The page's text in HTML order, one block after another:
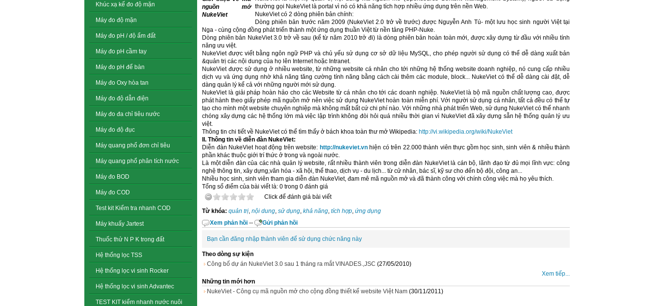
Khúc xạ kế đo độ mặn
Máy đo độ mặn
Máy đo pH / độ ẩm đất
Máy đo pH cầm tay
Máy đo pH để bàn
Máy đo Oxy hòa tan
Máy đo độ dẫn điện
Máy đo đa chỉ tiêu nước
Máy đo độ đục
Máy quang phổ đơn chỉ tiêu
Máy quang phổ phân tích nước
Máy đo BOD
Máy đo COD
Test kit Kiểm tra nhanh COD
Máy khuấy Jartest
Thuốc thử N P K trong đất
Hệ thống lọc TSS
Hệ thống lọc vi sinh Rocker
Hệ thống lọc vi sinh Advantec
TEST KIT kiểm nhanh nước nuôi
nguồn mở
NukeViet
thường gọi NukeViet là portal vì nó có khả năng tích hợp nhiều ứng dụng trên nền Web.
NukeViet có 2 dòng phiên bản chính:
Dòng phiên bản trước năm 2009 (NukeViet 2.0 trở về trước) được Nguyễn Anh Tú- một lưu học sinh người Việt tại
Nga - cùng cộng đồng phát triển thành một ứng dụng thuần Việt từ nền tảng PHP-Nuke.
Dòng phiên bản NukeViet 3.0 trở về sau (kể từ năm 2010 trở đi) là dòng phiên bản hoàn toàn mới, được xây dựng từ đầu với nhiều tính
năng ưu việt.
NukeViet được viết bằng ngôn ngữ PHP và chủ yếu sử dụng cơ sở dữ liệu MySQL, cho phép người sử dụng có thể dễ dàng xuất bản
&quản trị các nội dung của họ lên Internet hoặc Intranet.
NukeViet được sử dụng ở nhiều website, từ những website cá nhân cho tới những hệ thống website doanh nghiệp, nó cung cấp nhiều
dịch vụ và ứng dụng nhờ khả năng tăng cường tính năng bằng cách cài thêm các module, block... NukeViet có thể dễ dàng cài đặt, dễ
dàng quản lý kể cả với những người mới sử dụng.
NukeViet là giải pháp hoàn hảo cho các Website từ cá nhân cho tới các doanh nghiệp. NukeViet là bộ mã nguồn chất lượng cao, được
phát hành theo giấy phép mã nguồn mở nên việc sử dụng NukeViet hoàn toàn miễn phí. Với người sử dụng cá nhân, tất cả đều có thể tự
tạo cho mình một website chuyên nghiệp mà không mất bất cứ chi phí nào. Với những nhà phát triển Web, sử dụng NukeViet có thể nhanh
chóng xây dựng các hệ thống lớn mà việc lập trình không đòi hỏi quá nhiều thời gian vì NukeViet đã xây dựng sẵn hệ thống quản lý ưu
việt.
Thông tin chi tiết về NukeViet có thể tìm thấy ở bách khoa toàn thư mở Wikipedia: http://vi.wikipedia.org/wiki/NukeViet
II. Thông tin về diễn đàn NukeViet:
Diễn đàn NukeViet hoạt động trên website: http://nukeviet.vnhiện có trên 22.000 thành viên thực gồm học sinh, sinh viên & nhiều thành
phần khác thuộc giới trí thức ở trong và ngoài nước.
Là một diễn đàn của các nhà quản lý website, rất nhiều thành viên trong diễn đàn NukeViet là cán bộ, lãnh đạo từ đủ mọi lĩnh vực: công
nghệ thông tin, xây dựng,văn hóa - xã hội, thể thao, dịch vụ - du lịch... từ cử nhân, bác sĩ, kỹ sư cho đến bộ đội, công an...
Nhiều học sinh, sinh viên tham gia diễn đàn NukeViet, đam mê mã nguồn mở và đã thành công với chính công việc mà họ yêu thích.
Tổng số điểm của bài viết là: 0 trong 0 đánh giá
Click để đánh giá bài viết
Từ khóa: quản trị, nội dung, sử dụng, khả năng, tích hợp, ứng dụng
Xem phản hồi -- Gửi phản hồi
Bạn cần đăng nhập thành viên để sử dụng chức năng này
Theo dòng sự kiện
Công bố dự án NukeViet 3.0 sau 1 tháng ra mắt VINADES.,JSC (27/05/2010)
Xem tiếp...
Những tin mới hơn
NukeViet - Công cụ mã nguồn mở cho cộng đồng thiết kế website Việt Nam (30/11/2011)